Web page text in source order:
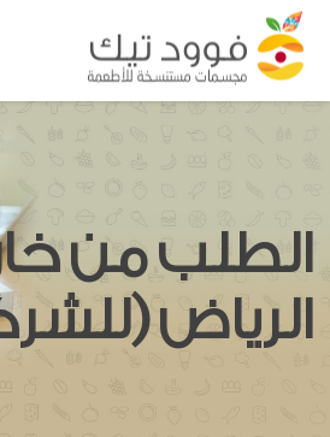
الطلب من
الرياض